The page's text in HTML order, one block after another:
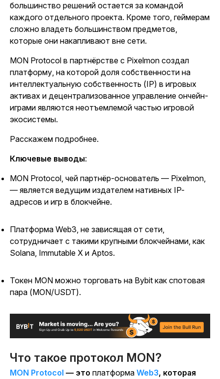
большинство решений остается за командой
каждого отдельного проекта. Кроме того, геймерам
сложно владеть большинством предметов,
которые они накапливают вне сети.
MON Protocol в партнёрстве с Pixelmon создал
платформу, на которой доля собственности на
интеллектуальную собственность (IP) в игровых
активах и децентрализованное управление ончейн-
играми являются неотъемлемой частью игровой
экосистемы.
Расскажем подробнее.
Ключевые выводы:
MON Protocol, чей партнёр-основатель — Pixelmon,
— является ведущим издателем нативных IP-
адресов и игр в блокчейне.
Платформа Web3, не зависящая от сети,
сотрудничает с такими крупными блокчейнами, как
Solana, Immutable X и Aptos.
Токен MON можно торговать на Bybit как спотовая
пара (MON/USDT).
Что такое протокол MON?
MON Protocol — это платформа Web3, которая